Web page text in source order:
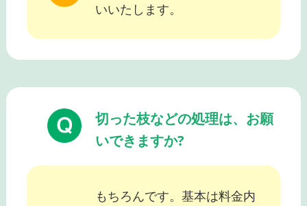
いいたします。
切った枝などの処理は、お願
いできますか?
もちろんです。基本は料金内